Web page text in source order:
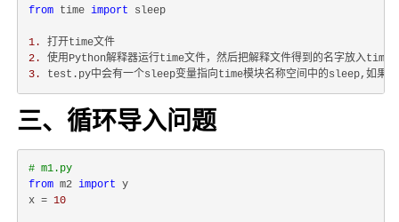
from time import sleep
1.
2.
3.
test.py中会有一个sleep变量指向time模块名称空间中的sleep,如果
三、循环导入问题
# m1.py
from m2 import y
x = 10